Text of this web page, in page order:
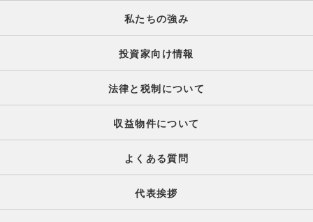
私たちの強み
投資家向け情報
法律と税制について
収益物件について
よくある質問
代表挨拶